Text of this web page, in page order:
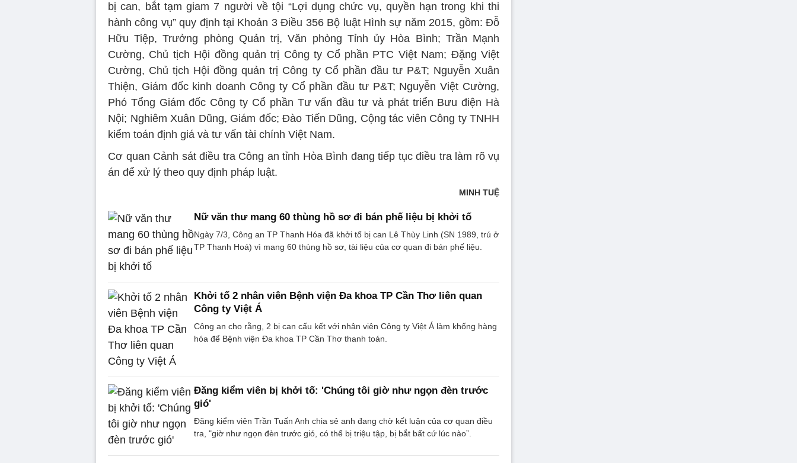
bị can, bắt tạm giam 7 người về tội “Lợi dụng chức vụ, quyền hạn trong khi thi
hành công vụ” quy định tại Khoản 3 Điều 356 Bộ luật Hình sự năm 2015, gồm: Đỗ
Hữu Tiệp, Trưởng phòng Quản trị, Văn phòng Tỉnh ủy Hòa Bình; Trần Mạnh
Cường, Chủ tịch Hội đồng quản trị Công ty Cổ phần PTC Việt Nam; Đặng Việt
Cường, Chủ tịch Hội đồng quản trị Công ty Cổ phần đầu tư P&T; Nguyễn Xuân
Thiện, Giám đốc kinh doanh Công ty Cổ phần đầu tư P&T; Nguyễn Việt Cường,
Phó Tổng Giám đốc Công ty Cổ phần Tư vấn đầu tư và phát triển Bưu điện Hà
Nội; Nghiêm Xuân Dũng, Giám đốc; Đào Tiến Dũng, Cộng tác viên Công ty TNHH
kiểm toán định giá và tư vấn tài chính Việt Nam.
Cơ quan Cảnh sát điều tra Công an tỉnh Hòa Bình đang tiếp tục điều tra làm rõ vụ
án để xử lý theo quy định pháp luật.
MINH TUỆ
Nữ văn thư mang 60 thùng hồ sơ đi bán phế liệu bị khởi tố
Ngày 7/3, Công an TP Thanh Hóa đã khởi tố bị can Lê Thùy Linh (SN 1989, trú ở
TP Thanh Hoá) vì mang 60 thùng hồ sơ, tài liệu của cơ quan đi bán phế liệu.
Khởi tố 2 nhân viên Bệnh viện Đa khoa TP Cần Thơ liên quan
Công ty Việt Á
Công an cho rằng, 2 bị can cấu kết với nhân viên Công ty Việt Á làm khống hàng
hóa để Bệnh viện Đa khoa TP Cần Thơ thanh toán.
Đăng kiểm viên bị khởi tố: 'Chúng tôi giờ như ngọn đèn trước
gió'
Đăng kiểm viên Trần Tuấn Anh chia sẻ anh đang chờ kết luận của cơ quan điều
tra, "giờ như ngọn đèn trước gió, có thể bị triệu tập, bị bắt bất cứ lúc nào”.